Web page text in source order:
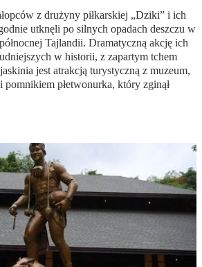
z drużyny piłkarskiej „Dziki” i ich
utknęli po silnych opadach deszczu w
Tajlandii. Dramatyczną akcję ich
w historii, z zapartym tchem
jest atrakcją turystyczną z muzeum,
pomnikiem płetwonurka, który zginął